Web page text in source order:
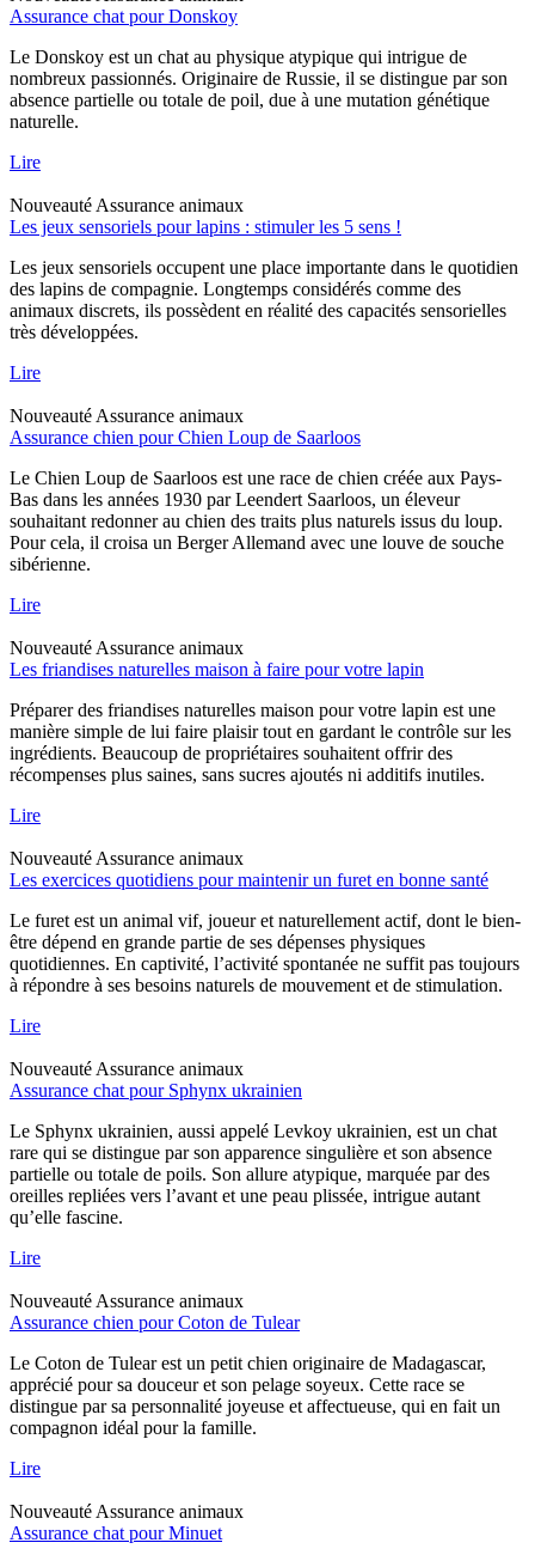
Assurance chat pour Donskoy
Le Donskoy est un chat au physique atypique qui intrigue de
nombreux passionnés. Originaire de Russie, il se distingue par son
absence partielle ou totale de poil, due à une mutation génétique
naturelle.
Lire
Nouveauté Assurance animaux
Les jeux sensoriels pour lapins : stimuler les 5 sens !
Les jeux sensoriels occupent une place importante dans le quotidien
des lapins de compagnie. Longtemps considérés comme des
animaux discrets, ils possèdent en réalité des capacités sensorielles
très développées.
Lire
Nouveauté Assurance animaux
Assurance chien pour Chien Loup de Saarloos
Le Chien Loup de Saarloos est une race de chien créée aux Pays-
Bas dans les années 1930 par Leendert Saarloos, un éleveur
souhaitant redonner au chien des traits plus naturels issus du loup.
Pour cela, il croisa un Berger Allemand avec une louve de souche
sibérienne.
Lire
Nouveauté Assurance animaux
Les friandises naturelles maison à faire pour votre lapin
Préparer des friandises naturelles maison pour votre lapin est une
manière simple de lui faire plaisir tout en gardant le contrôle sur les
ingrédients. Beaucoup de propriétaires souhaitent offrir des
récompenses plus saines, sans sucres ajoutés ni additifs inutiles.
Lire
Nouveauté Assurance animaux
Les exercices quotidiens pour maintenir un furet en bonne santé
Le furet est un animal vif, joueur et naturellement actif, dont le bien-
être dépend en grande partie de ses dépenses physiques
quotidiennes. En captivité, l’activité spontanée ne suffit pas toujours
à répondre à ses besoins naturels de mouvement et de stimulation.
Lire
Nouveauté Assurance animaux
Assurance chat pour Sphynx ukrainien
Le Sphynx ukrainien, aussi appelé Levkoy ukrainien, est un chat
rare qui se distingue par son apparence singulière et son absence
partielle ou totale de poils. Son allure atypique, marquée par des
oreilles repliées vers l’avant et une peau plissée, intrigue autant
qu’elle fascine.
Lire
Nouveauté Assurance animaux
Assurance chien pour Coton de Tulear
Le Coton de Tulear est un petit chien originaire de Madagascar,
apprécié pour sa douceur et son pelage soyeux. Cette race se
distingue par sa personnalité joyeuse et affectueuse, qui en fait un
compagnon idéal pour la famille.
Lire
Nouveauté Assurance animaux
Assurance chat pour Minuet